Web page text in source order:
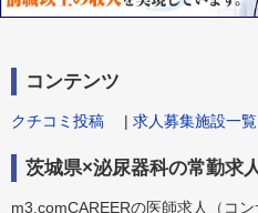
コンテンツ
クチコミ投稿 | 求人募集施設一覧
茨城県×泌尿器科の常勤求
m3.comCAREERの医師求人（コン